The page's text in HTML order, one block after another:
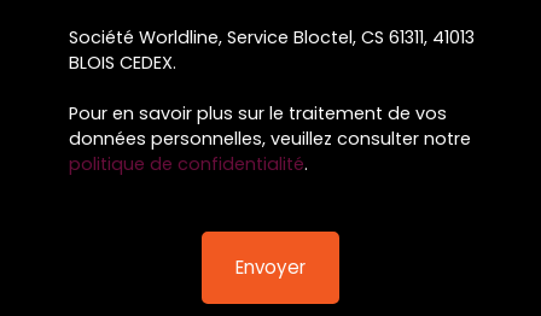
Société Worldline, Service Bloctel, CS 61311, 41013
BLOIS CEDEX.
Pour en savoir plus sur le traitement de vos
données personnelles, veuillez consulter notre
politique de confidentialité.
Envoyer